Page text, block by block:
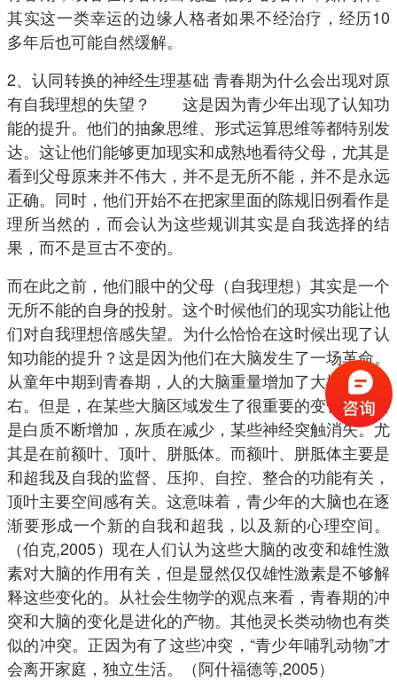
其实这一类幸运的边缘人格者如果不经治疗，经历10
多年后也可能自然缓解。
2、认同转换的神经生理基础 青春期为什么会出现对原
有自我理想的失望？ 这是因为青少年出现了认知功
能的提升。他们的抽象思维、形式运算思维等都特别发
达。这让他们能够更加现实和成熟地看待父母，尤其是
看到父母原来并不伟大，并不是无所不能，并不是永远
正确。同时，他们开始不在把家里面的陈规旧例看作是
理所当然的，而会认为这些规训其实是自我选择的结
果，而不是亘古不变的。
而在此之前，他们眼中的父母（自我理想）其实是一个
无所不能的自身的投射。这个时候他们的现实功能让他
们对自我理想倍感失望。为什么恰恰在这时候出现了认
知功能的提升？这是因为他们在大脑发生了一场革命。
从童年中期到青春期，人的大脑重量增加了大概10%左
右。但是，在某些大脑区域发生了很重要的变化。主要
是白质不断增加，灰质在减少，某些神经突触消失。尤
其是在前额叶、顶叶、胼胝体。而额叶、胼胝体主要是
和超我及自我的监督、压抑、自控、整合的功能有关，
顶叶主要空间感有关。这意味着，青少年的大脑也在逐
渐要形成一个新的自我和超我，以及新的心理空间。
（伯克,2005）现在人们认为这些大脑的改变和雄性激
素对大脑的作用有关，但是显然仅仅雄性激素是不够解
释这些变化的。从社会生物学的观点来看，青春期的冲
突和大脑的变化是进化的产物。其他灵长类动物也有类
似的冲突。正因为有了这些冲突，“青少年哺乳动物”才
会离开家庭，独立生活。（阿什福德等,2005）